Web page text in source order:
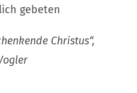
gebeten
Christus“,